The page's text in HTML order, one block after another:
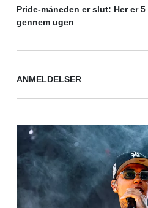
Pride-måneden er slut: Her er
gennem ugen
ANMELDELSER